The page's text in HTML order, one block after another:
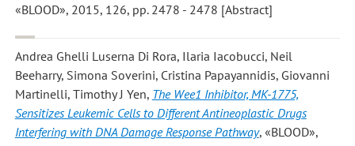
«BLOOD», 2015, 126, pp. 2478 - 2478 [Abstract]
Andrea Ghelli Luserna Di Rora, Ilaria Iacobucci, Neil
Beeharry, Simona Soverini, Cristina Papayannidis, Giovanni
Martinelli, Timothy J Yen, The Wee1 Inhibitor, MK-1775,
Sensitizes Leukemic Cells to Different Antineoplastic Drugs
Interfering with DNA Damage Response Pathway, «BLOOD»,